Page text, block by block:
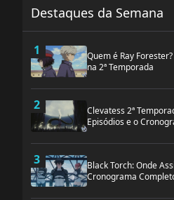
Destaques da Semana
1
Quem é Ray
na 2ª Temporada
2
Clevatess 2ª
Episódios e o
3
Black Torch: Onde
Cronograma